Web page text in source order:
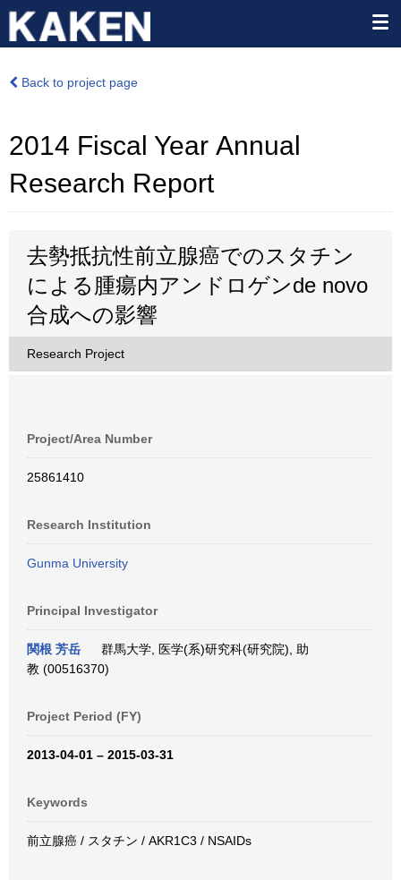
Back to project page
2014 Fiscal Year Annual
Research Report
去勢抵抗性前立腺癌でのスタチン
による腫瘍内アンドロゲンde novo
合成への影響
Research Project
Project/Area Number
25861410
Research Institution
Gunma University
Principal Investigator
関根 芳岳
群馬大学, 医学(系)研究科(研究院), 助
教 (00516370)
Project Period (FY)
2013-04-01 – 2015-03-31
Keywords
前立腺癌 / スタチン / AKR1C3 / NSAIDs